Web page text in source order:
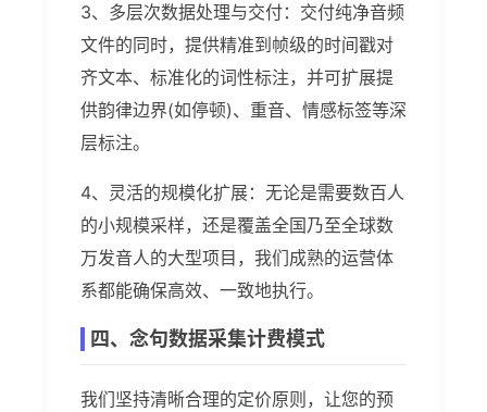
3、多层次数据处理与交付：交付纯净音频
文件的同时，提供精准到帧级的时间戳对
齐文本、标准化的词性标注，并可扩展提
供韵律边界(如停顿)、重音、情感标签等深
层标注。
4、灵活的规模化扩展：无论是需要数百人
的小规模采样，还是覆盖全国乃至全球数
万发音人的大型项目，我们成熟的运营体
系都能确保高效、一致地执行。
四、念句数据采集计费模式
我们坚持清晰合理的定价原则，让您的预